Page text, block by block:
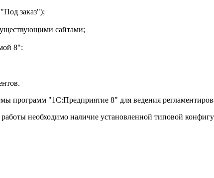
заказ");
сайтами;
8":
программ "1С:Предприятие 8" для ведения
необходимо наличие установленной типовой